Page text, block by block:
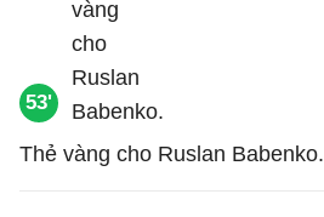
53'
Thẻ vàng cho Ruslan Babenko.